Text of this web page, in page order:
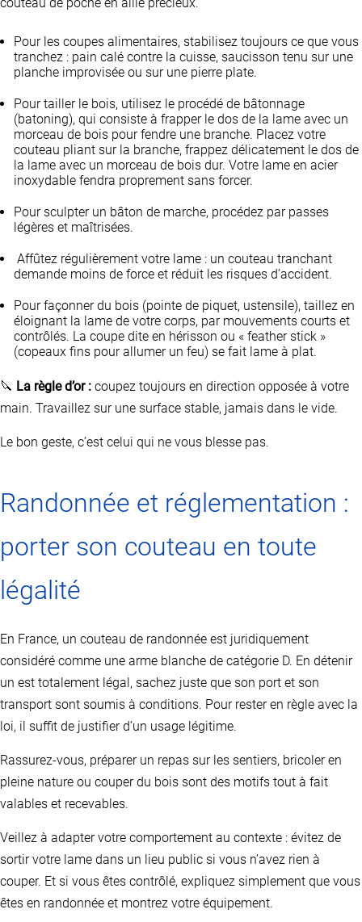
Pour les coupes alimentaires, stabilisez toujours ce que vous
tranchez : pain calé contre la cuisse, saucisson tenu sur une
planche improvisée ou sur une pierre plate.
Pour tailler le bois, utilisez le procédé de bâtonnage
(batoning), qui consiste à frapper le dos de la lame avec un
morceau de bois pour fendre une branche. Placez votre
couteau pliant sur la branche, frappez délicatement le dos de
la lame avec un morceau de bois dur. Votre lame en acier
inoxydable fendra proprement sans forcer.
Pour sculpter un bâton de marche, procédez par passes
légères et maîtrisées.
Affûtez régulièrement votre lame : un couteau tranchant
demande moins de force et réduit les risques d’accident.
Pour façonner du bois (pointe de piquet, ustensile), taillez en
éloignant la lame de votre corps, par mouvements courts et
contrôlés. La coupe dite en hérisson ou « feather stick »
(copeaux fins pour allumer un feu) se fait lame à plat.
🔪 La règle d’or : coupez toujours en direction opposée à votre
main. Travaillez sur une surface stable, jamais dans le vide.
Le bon geste, c’est celui qui ne vous blesse pas.
Randonnée et réglementation :
porter son couteau en toute
légalité
En France, un couteau de randonnée est juridiquement
considéré comme une arme blanche de catégorie D. En détenir
un est totalement légal, sachez juste que son port et son
transport sont soumis à conditions. Pour rester en règle avec la
loi, il suffit de justifier d’un usage légitime.
Rassurez-vous, préparer un repas sur les sentiers, bricoler en
pleine nature ou couper du bois sont des motifs tout à fait
valables et recevables.
Veillez à adapter votre comportement au contexte : évitez de
sortir votre lame dans un lieu public si vous n’avez rien à
couper. Et si vous êtes contrôlé, expliquez simplement que vous
êtes en randonnée et montrez votre équipement.